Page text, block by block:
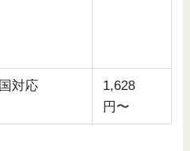
対応
1,628
円〜